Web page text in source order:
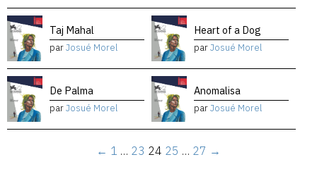
Taj Mahal
parJosué Morel
Heart of a Dog
parJosué Morel
De Palma
parJosué Morel
Anomalisa
parJosué Morel
← 1 … 23 24 25 … 27 →